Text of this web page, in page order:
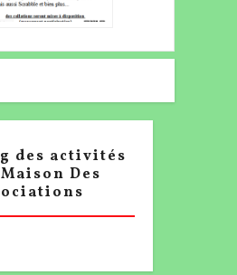
des activités
Des